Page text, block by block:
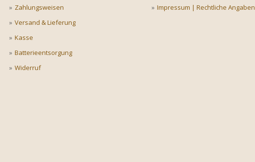
Zahlungsweisen
Versand & Lieferung
Kasse
Batterieentsorgung
Widerruf
Impressum | Rechtliche Angaben